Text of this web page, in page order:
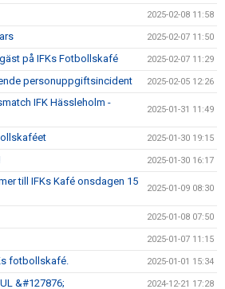
2025-02-08 11:58
2025-02-07 11:50
på IFKs Fotbollskafé 2025-02-07 11:29
personuppgiftsincident 2025-02-05 12:26
IFK Hässleholm -
2025-01-31 11:49
2025-01-30 19:15
2025-01-30 16:17
till IFKs Kafé onsdagen 15
2025-01-09 08:30
2025-01-08 07:50
2025-01-07 11:15
fotbollskafé. 2025-01-01 15:34
&#127876; 2024-12-21 17:28